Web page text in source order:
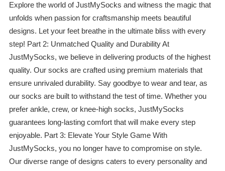
Explore the world of JustMySocks and witness the magic that
unfolds when passion for craftsmanship meets beautiful
designs. Let your feet breathe in the ultimate bliss with every
step! Part 2: Unmatched Quality and Durability At
JustMySocks, we believe in delivering products of the highest
quality. Our socks are crafted using premium materials that
ensure unrivaled durability. Say goodbye to wear and tear, as
our socks are built to withstand the test of time. Whether you
prefer ankle, crew, or knee-high socks, JustMySocks
guarantees long-lasting comfort that will make every step
enjoyable. Part 3: Elevate Your Style Game With
JustMySocks, you no longer have to compromise on style.
Our diverse range of designs caters to every personality and